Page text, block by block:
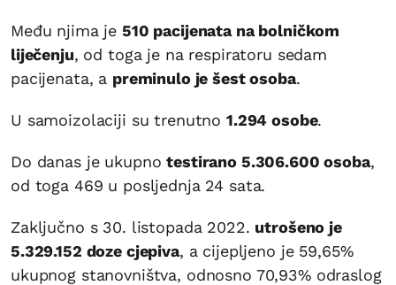
Među njima je 510 pacijenata na bolničkom
liječenju, od toga je na respiratoru sedam
pacijenata, a preminulo je šest osoba.
U samoizolaciji su trenutno 1.294 osobe.
Do danas je ukupnotestirano 5.306.600 osoba,
od toga 469 u posljednja 24 sata.
Zaključno s 30. listopada 2022. utrošeno je
5.329.152 doze cjepiva, a cijepljeno je 59,65%
ukupnog stanovništva, odnosno 70,93% odraslog